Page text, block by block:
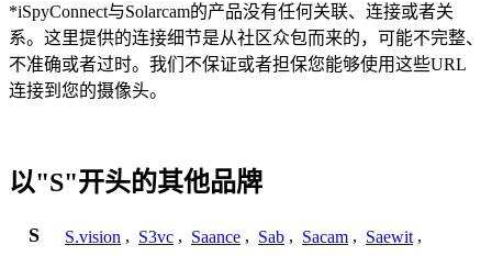
*iSpyConnect与Solarcam的产品没有任何关联、连接或者关
系。这里提供的连接细节是从社区众包而来的，可能不完整、
不准确或者过时。我们不保证或者担保您能够使用这些URL
连接到您的摄像头。
以"S"开头的其他品牌
S S.vision , S3vc , Saance , Sab , Sacam , Saewit ,